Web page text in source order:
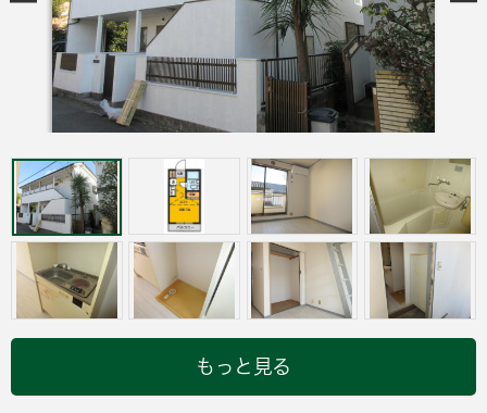
もっと見る